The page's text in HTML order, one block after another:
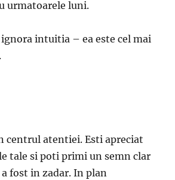
urmatoarele luni.
intuitia – ea este cel mai
centrul atentiei. Esti apreciat
tale si poti primi un semn clar
fost in zadar. In plan